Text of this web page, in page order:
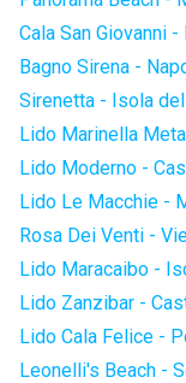
Cala San Giovanni
Bagno Sirena -
Sirenetta - Isola
Lido Marinella
Lido Moderno -
Lido Le Macchie -
Rosa Dei Venti -
Lido Maracaibo -
Lido Zanzibar -
Lido Cala Felice -
Leonelli's Beach -